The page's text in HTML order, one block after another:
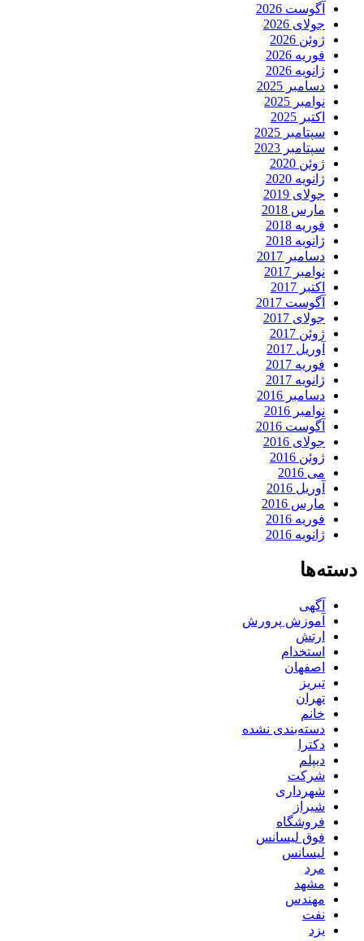
آگوست 2026
جولای 2026
ژوئن 2026
فوریه 2026
ژانویه 2026
دسامبر 2025
نوامبر 2025
اکتبر 2025
سپتامبر 2025
سپتامبر 2023
ژوئن 2020
ژانویه 2020
جولای 2019
مارس 2018
فوریه 2018
ژانویه 2018
دسامبر 2017
نوامبر 2017
اکتبر 2017
آگوست 2017
جولای 2017
ژوئن 2017
آوریل 2017
فوریه 2017
ژانویه 2017
دسامبر 2016
نوامبر 2016
آگوست 2016
جولای 2016
ژوئن 2016
می 2016
آوریل 2016
مارس 2016
فوریه 2016
ژانویه 2016
دسته‌ها
آگهی
آموزش پرورش
ارتش
استخدام
اصفهان
تبریز
تهران
خانم
دسته‌بندی نشده
دکترا
دیپلم
شرکت
شهرداری
شیراز
فروشگاه
فوق لیسانس
لیسانس
مرد
مشهد
مهندس
نفت
یزد